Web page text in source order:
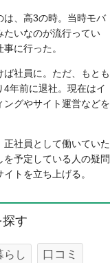
は、高3の時。当時モバ
たいなのが流行ってい
に行った。
社員に。ただ、もとも
4年前に退社。現在はイ
ングやサイト運営などを
社員として働いていた
予定している人の疑問
トを立ち上げる。
す
らし 口コミ